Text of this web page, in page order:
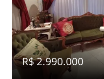
R$ 2.990.000